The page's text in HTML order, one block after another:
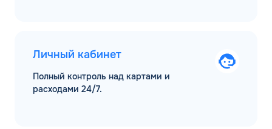
Личный кабинет
Полный контроль над картами и
расходами 24/7.